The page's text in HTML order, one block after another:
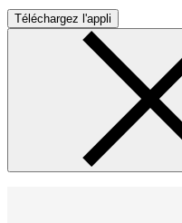
Téléchargez l'appli